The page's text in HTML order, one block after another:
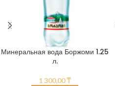
Минеральная вода Боржоми 1.25
л.
1 300,00₸